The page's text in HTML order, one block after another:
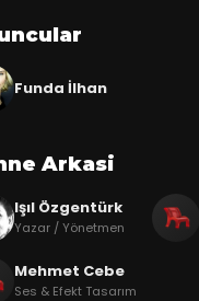
Funda İlhan
Arkasi
Işıl Özgentürk
Yazar / Yönetmen
Mehmet Cebe
Ses & Efekt Tasarım